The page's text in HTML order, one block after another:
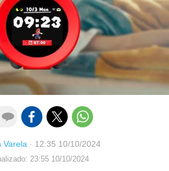
Varela· 12:35 10/10/2024
23:55 10/10/2024